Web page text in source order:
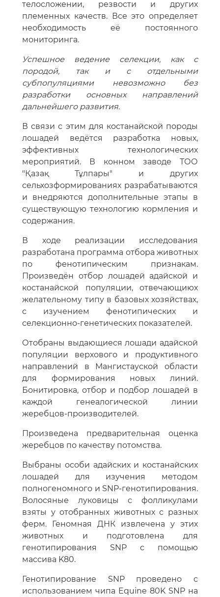
телосложении, резвости и других
племенных качеств. Все это определяет
необходимость её постоянного
мониторинга.
Успешное ведение селекции, как с
породой, так и с отдельными
субпопуляциями невозможно без
разработки основных направлений
дальнейшего развития.
В связи с этим для костанайской породы
лошадей ведётся разработка новых,
эффективных технологических
мероприятий. В конном заводе ТОО
"Қазақ Тұлпары" и других
сельхозформированиях разрабатываются
и внедряются дополнительные этапы в
существующую технологию кормления и
содержания.
В ходе реализации исследования
разработана программа отбора животных
по фенотипическим признакам.
Произведён отбор лошадей адайской и
костанайской популяции, отвечающиюх
желательному типу в базовых хозяйствах,
с изучением фенотипических и
селекционно-генетических показателей.
Отобраны выдающиеся лошади адайской
популяции верхового и продуктивного
направлений в Мангистауской области
для формирования новых линий.
Бонитировка, отбор и подбор лошадей в
каждой генеалогической линии
жеребцов-производителей.
Произведена предварительная оценка
жеребцов по качеству потомства.
Выбраны особи адайских и костанайских
лошадей для изучения методом
полногеномного и SNP-генотипирования.
Волосяные луковицы с фолликулами
взяты у отобранных животных с разных
ферм. Геномная ДНК извлечена у этих
животных и подготовлена для
генотипирования SNP с помощью
массива K80.
Генотипирование SNP проведено с
использованием чипа Equine 80K SNP на